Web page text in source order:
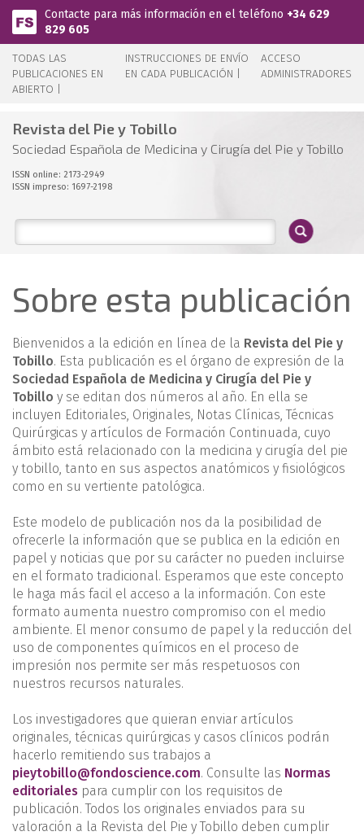
Pasar al contenido principal
Contacte para más información en el teléfono +34 629
829 605
TODAS LAS
PUBLICACIONES EN
ABIERTO |
INSTRUCCIONES DE ENVÍO
EN CADA PUBLICACIÓN |
ACCESO
ADMINISTRADORES
Revista del Pie y Tobillo
Sociedad Española de Medicina y Cirugía del Pie y Tobillo
ISSN online: 2173-2949
ISSN impreso: 1697-2198
Sobre esta publicación
Bienvenidos a la edición en línea de la Revista del Pie y
Tobillo. Esta publicación es el órgano de expresión de la
Sociedad Española de Medicina y Cirugía del Pie y
Tobillo y se editan dos números al año. En ella se
incluyen Editoriales, Originales, Notas Clínicas, Técnicas
Quirúrgicas y artículos de Formación Continuada, cuyo
ámbito está relacionado con la medicina y cirugía del pie
y tobillo, tanto en sus aspectos anatómicos y fisiológicos
como en su vertiente patológica.
Este modelo de publicación nos da la posibilidad de
ofrecerle la información que se publica en la edición en
papel y noticias que por su carácter no pueden incluirse
en el formato tradicional. Esperamos que este concepto
le haga más facil el acceso a la información. Con este
formato aumenta nuestro compromiso con el medio
ambiente. El menor consumo de papel y la reducción del
uso de componentes químicos en el proceso de
impresión nos permite ser más respetuosos con
nuestros recursos naturales.
Los investigadores que quieran enviar artículos
originales, técnicas quirúrgicas y casos clínicos podrán
hacerlo remitiendo sus trabajos a
pieytobillo@fondoscience.com. Consulte las Normas
editoriales para cumplir con los requisitos de
publicación. Todos los originales enviados para su
valoración a la Revista del Pie y Tobillo deben cumplir